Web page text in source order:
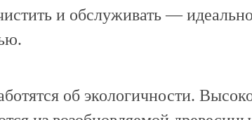
и обслуживать —
об экологичности.